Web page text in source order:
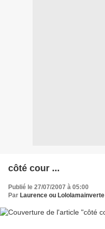
côté cour ...
Publié le 27/07/2007 à 05:00
Par Laurence ou Lololamainverte